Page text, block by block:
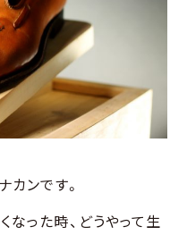
カンです。
った時、どうやって生